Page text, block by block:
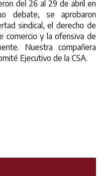
del 26 al 29 de abril en
debate, se aprobaron
sindical, el derecho de
comercio y la ofensiva de
Nuestra compañera
Ejecutivo de la CSA.